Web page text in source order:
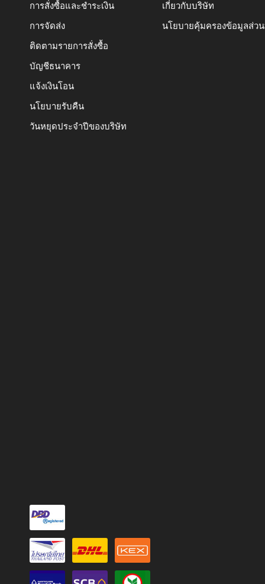
การสั่งซื้อและชำระเงิน
การจัดส่ง
ติดตามรายการสั่งซื้อ
บัญชีธนาคาร
แจ้งเงินโอน
นโยบายรับคืน
วันหยุดประจำปีของบริษัท
เกี่ยวกับบริษัท
นโยบายคุ้มครองข้อมูลส่ว